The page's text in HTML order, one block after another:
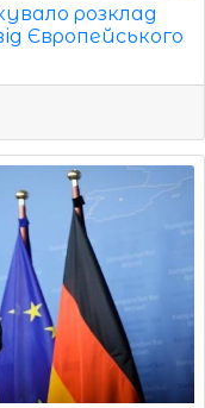
розклад
Європейського